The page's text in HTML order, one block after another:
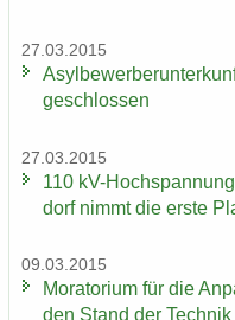
27.03.2015
ge­schlos­sen
27.03.2015
110 kV-​
dorf nimmt die erste
09.03.2015
Mo­ra­to­ri­um für die
den Stand der